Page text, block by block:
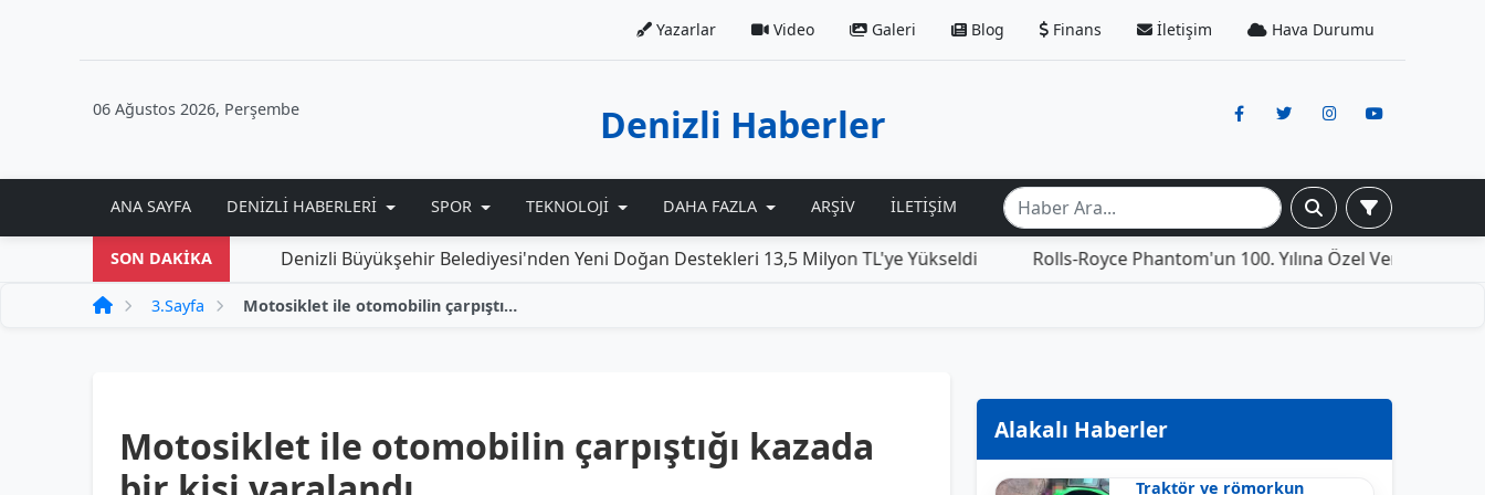
Yazarlar Video Galeri Blog Finans İletişim Hava Durumu
06 Ağustos 2026, Perşembe Denizli Haberler
ANA SAYFA DENIZLI HABERLERI SPOR TEKNOLOJI DAHA FAZLA ARŞIV İLETIŞIM
SON DAKİKADenizli Büyükşehir Belediyesi'nden Yeni Doğan Destekleri 13,5 Milyon TL'ye Yükseldi Rolls-Royce Phantom'un 100. Yılına Özel Versiyonu: İçinde
3.Sayfa Motosiklet ile otomobilin çarpıştığı kazada bir kişi yaralandı
Motosiklet ile otomobilin çarpıştığı kazada
Alakalı Haberler
Traktör ve römorkun